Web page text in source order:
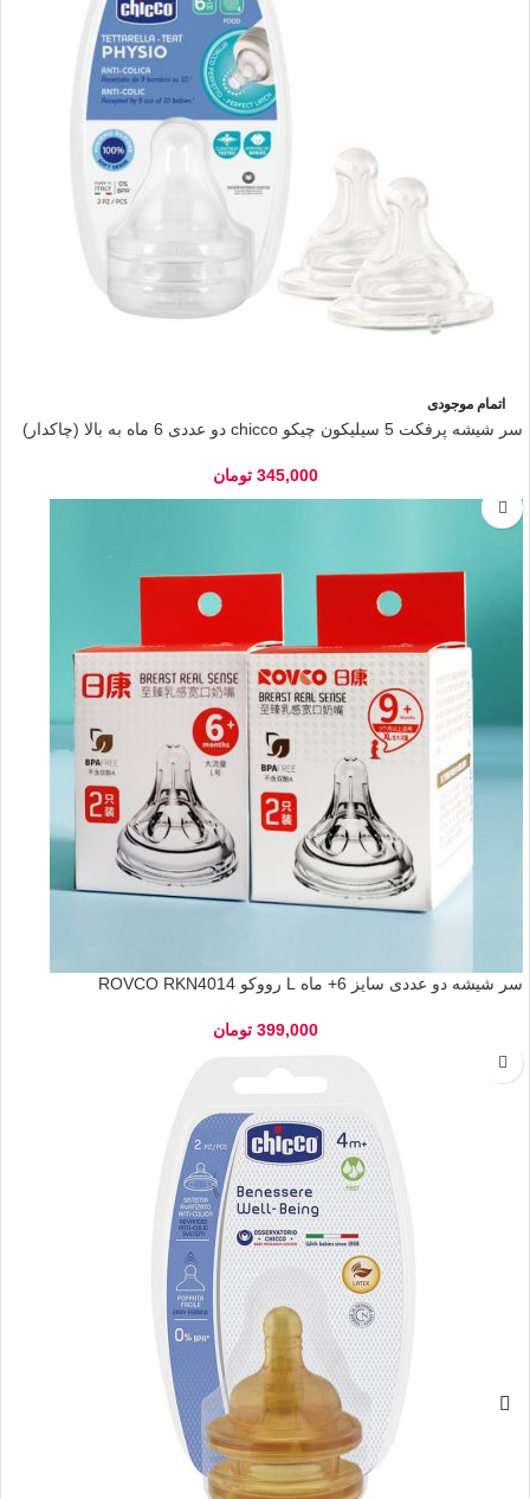
اتمام موجودی
سر شیشه پرفکت 5 سیلیکون چیکو chicco دو عددی 6 ماه به بالا (چاکدار)
345,000 تومان
سر شیشه دو عددی سایز 6+ ماه L رووکو ROVCO RKN4014
399,000 تومان